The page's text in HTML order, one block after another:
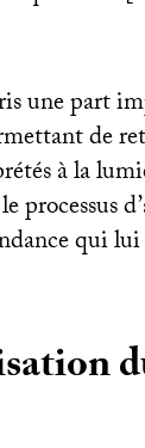
une part
de
à la
processus
qui